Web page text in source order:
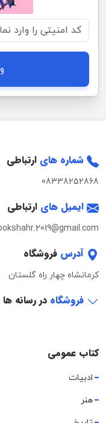
شماره های ارتباطی
08338252868
ایمیل های ارتباطی
آدرس فروشگاه
کرمانشاه چهار راه گلستان
فروشگاه در رسانه ها
کتاب عمومی
ادبیات
هنر